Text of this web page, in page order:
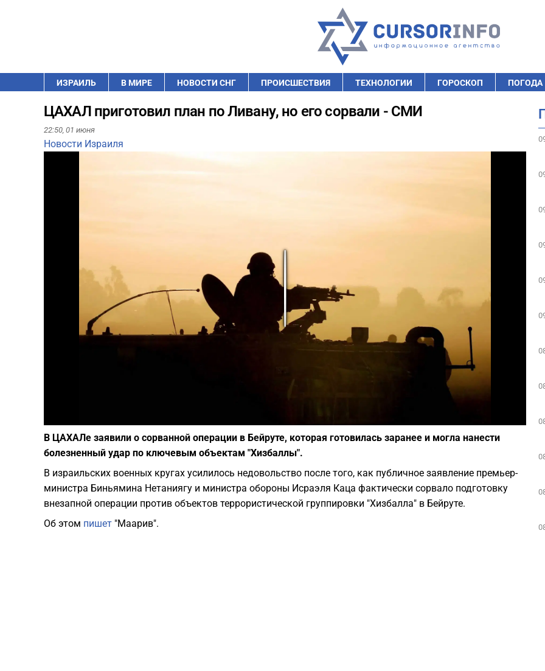
ИЗРАИЛЬ В МИРЕ НОВОСТИ СНГ ПРОИСШЕСТВИЯ ТЕХНОЛОГИИ ГОРОСКОП ПОГОДА
ЦАХАЛ приготовил план по Ливану, но его сорвали - СМИ
22:50, 01 июня
Новости Израиля
Play
В ЦАХАЛе заявили о сорванной операции в Бейруте, которая готовилась заранее и могла нанести
болезненный удар по ключевым объектам "Хизбаллы".
В израильских военных кругах усилилось недовольство после того, как публичное заявление премьер-
министра Биньямина Нетаниягу и министра обороны Исраэля Каца фактически сорвало подготовку
внезапной операции против объектов террористической группировки "Хизбалла" в Бейруте.
Об этом пишет "Маарив".